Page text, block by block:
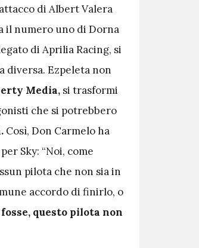
di Albert Valera
il numero uno di Dorna
di Aprilia Racing, si
diversa. Ezpeleta non
Media, si trasformi
che si potrebbero
Così, Don Carmelo ha
Sky: “Noi, come
pilota che non sia in
accordo di finirlo, o
questo pilota non